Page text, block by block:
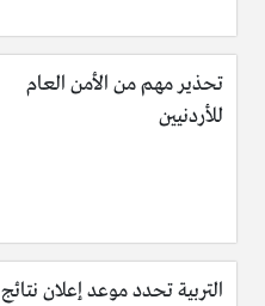
تحذير مهم من الأمن العام
للأردنيين
التربية تحدد موعد إعلان نتائج